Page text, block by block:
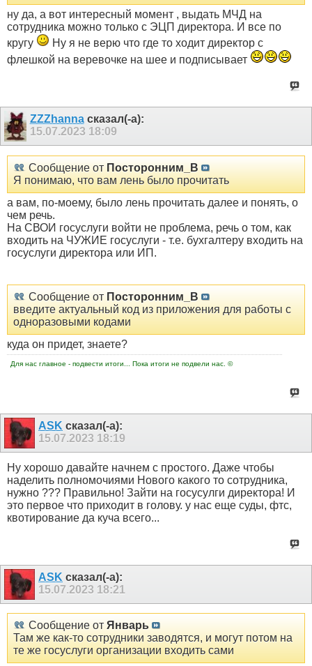
ну да, а вот интересный момент , выдать МЧД на
сотрудника можно только с ЭЦП директора. И все по
кругу
Ну я не верю что где то ходит директор с
флешкой на веревочке на шее и подписывает
ZZZhannaсказал(-а):
15.07.2023 18:09
Сообщение от Посторонним_В
Я понимаю, что вам лень было прочитать
а вам, по-моему, было лень прочитать далее и понять, о
чем речь.
На СВОИ госуслуги войти не проблема, речь о том, как
входить на ЧУЖИЕ госуслуги - т.е. бухгалтеру входить на
госуслуги директора или ИП.
Сообщение от Посторонним_В
введите актуальный код из приложения для работы с
одноразовыми кодами
куда он придет, знаете?
Для нас главное - подвести итоги... Пока итоги не подвели нас. ©
ASK сказал(-а):
15.07.2023 18:19
Ну хорошо давайте начнем с простого. Даже чтобы
наделить полномочиями Нового какого то сотрудника,
нужно ??? Правильно! Зайти на госусулги директора! И
это первое что приходит в голову. у нас еще суды, фтс,
квотирование да куча всего...
ASK сказал(-а):
15.07.2023 18:21
Сообщение от Январь
Там же как-то сотрудники заводятся, и могут потом на
те же госуслуги организации входить сами